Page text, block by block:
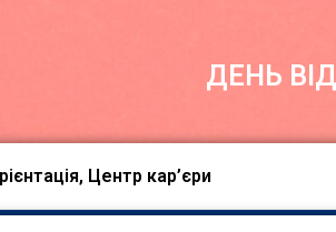
ДЕНЬ
, Центр кар’єри